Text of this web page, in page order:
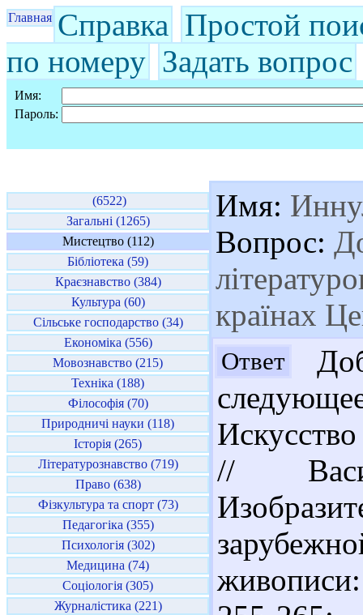
Главная Справка Простой
по номеру Задать вопрос
Имя:
Пароль:
(6522)
Загальні (1265)
Мистецтво (112)
Бібліотека (59)
Краєзнавство (384)
Культура (60)
Сільське господарство (34)
Економіка (556)
Мовознавство (215)
Техніка (188)
Філософія (70)
Природничі науки (118)
Історія (265)
Літературознавство (719)
Право (638)
Фізкультура та спорт (73)
Педагогіка (355)
Психологія (302)
Медицина (74)
Соціологія (305)
Журналістика (221)
Имя:
Вопрос:
країнах
Ответ
//